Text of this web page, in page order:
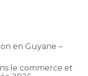
en Guyane –
le commerce et